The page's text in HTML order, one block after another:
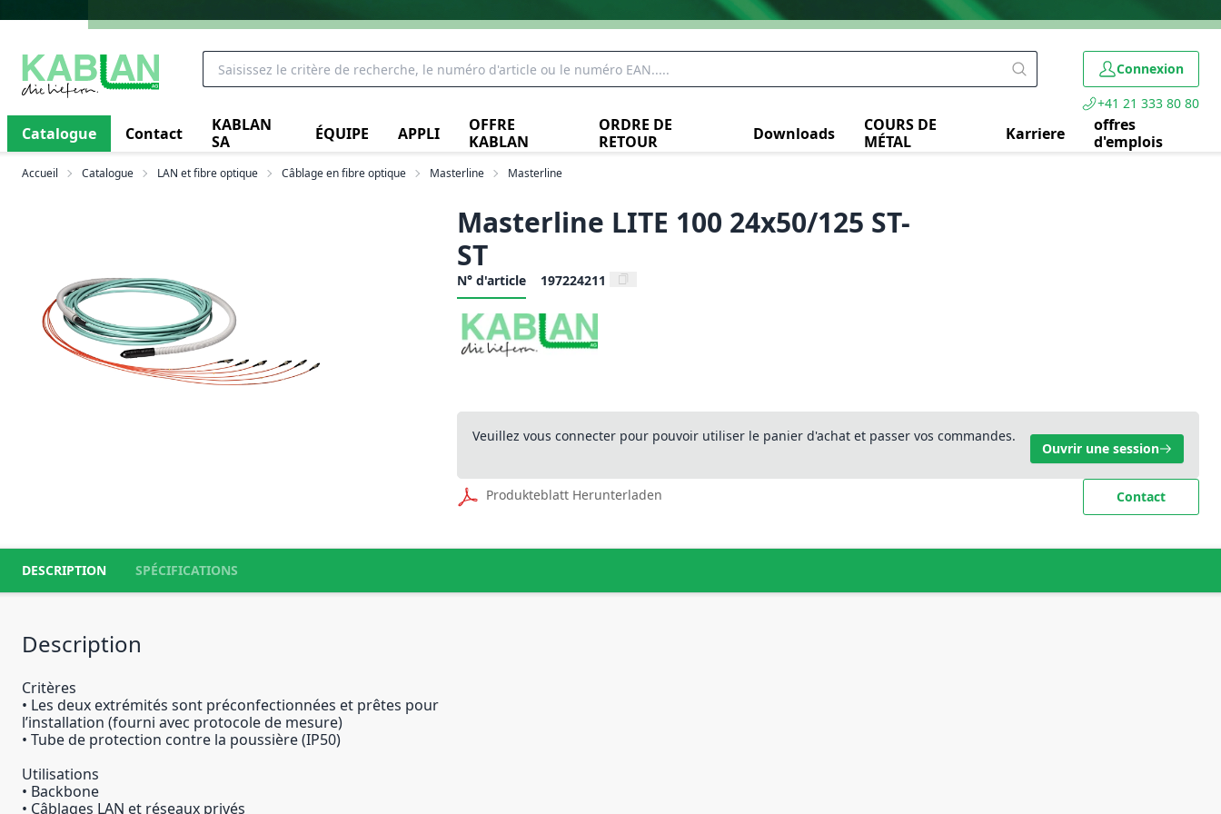
Connexion
+41 21 333 80 80
Catalogue Contact
KABLAN
SA
ÉQUIPE APPLI
OFFRE
KABLAN
ORDRE DE
RETOUR
Downloads
COURS DE
MÉTAL
Karriere
offres
d'emplois
Accueil Catalogue LAN et fibre optique Câblage en fibre optique Masterline Masterline
Masterline LITE 100 24x50/125 ST-
ST
N° d'article 197224211
Veuillez vous connecter pour pouvoir utiliser le panier d'achat et passer vos commandes.
Ouvrir une session
Produkteblatt Herunterladen Contact
DESCRIPTION SPÉCIFICATIONS
Description
Critères
• Les deux extrémités sont préconfectionnées et prêtes pour
l’installation (fourni avec protocole de mesure)
• Tube de protection contre la poussière (IP50)
Utilisations
• Backbone
• Câblages LAN et réseaux privés